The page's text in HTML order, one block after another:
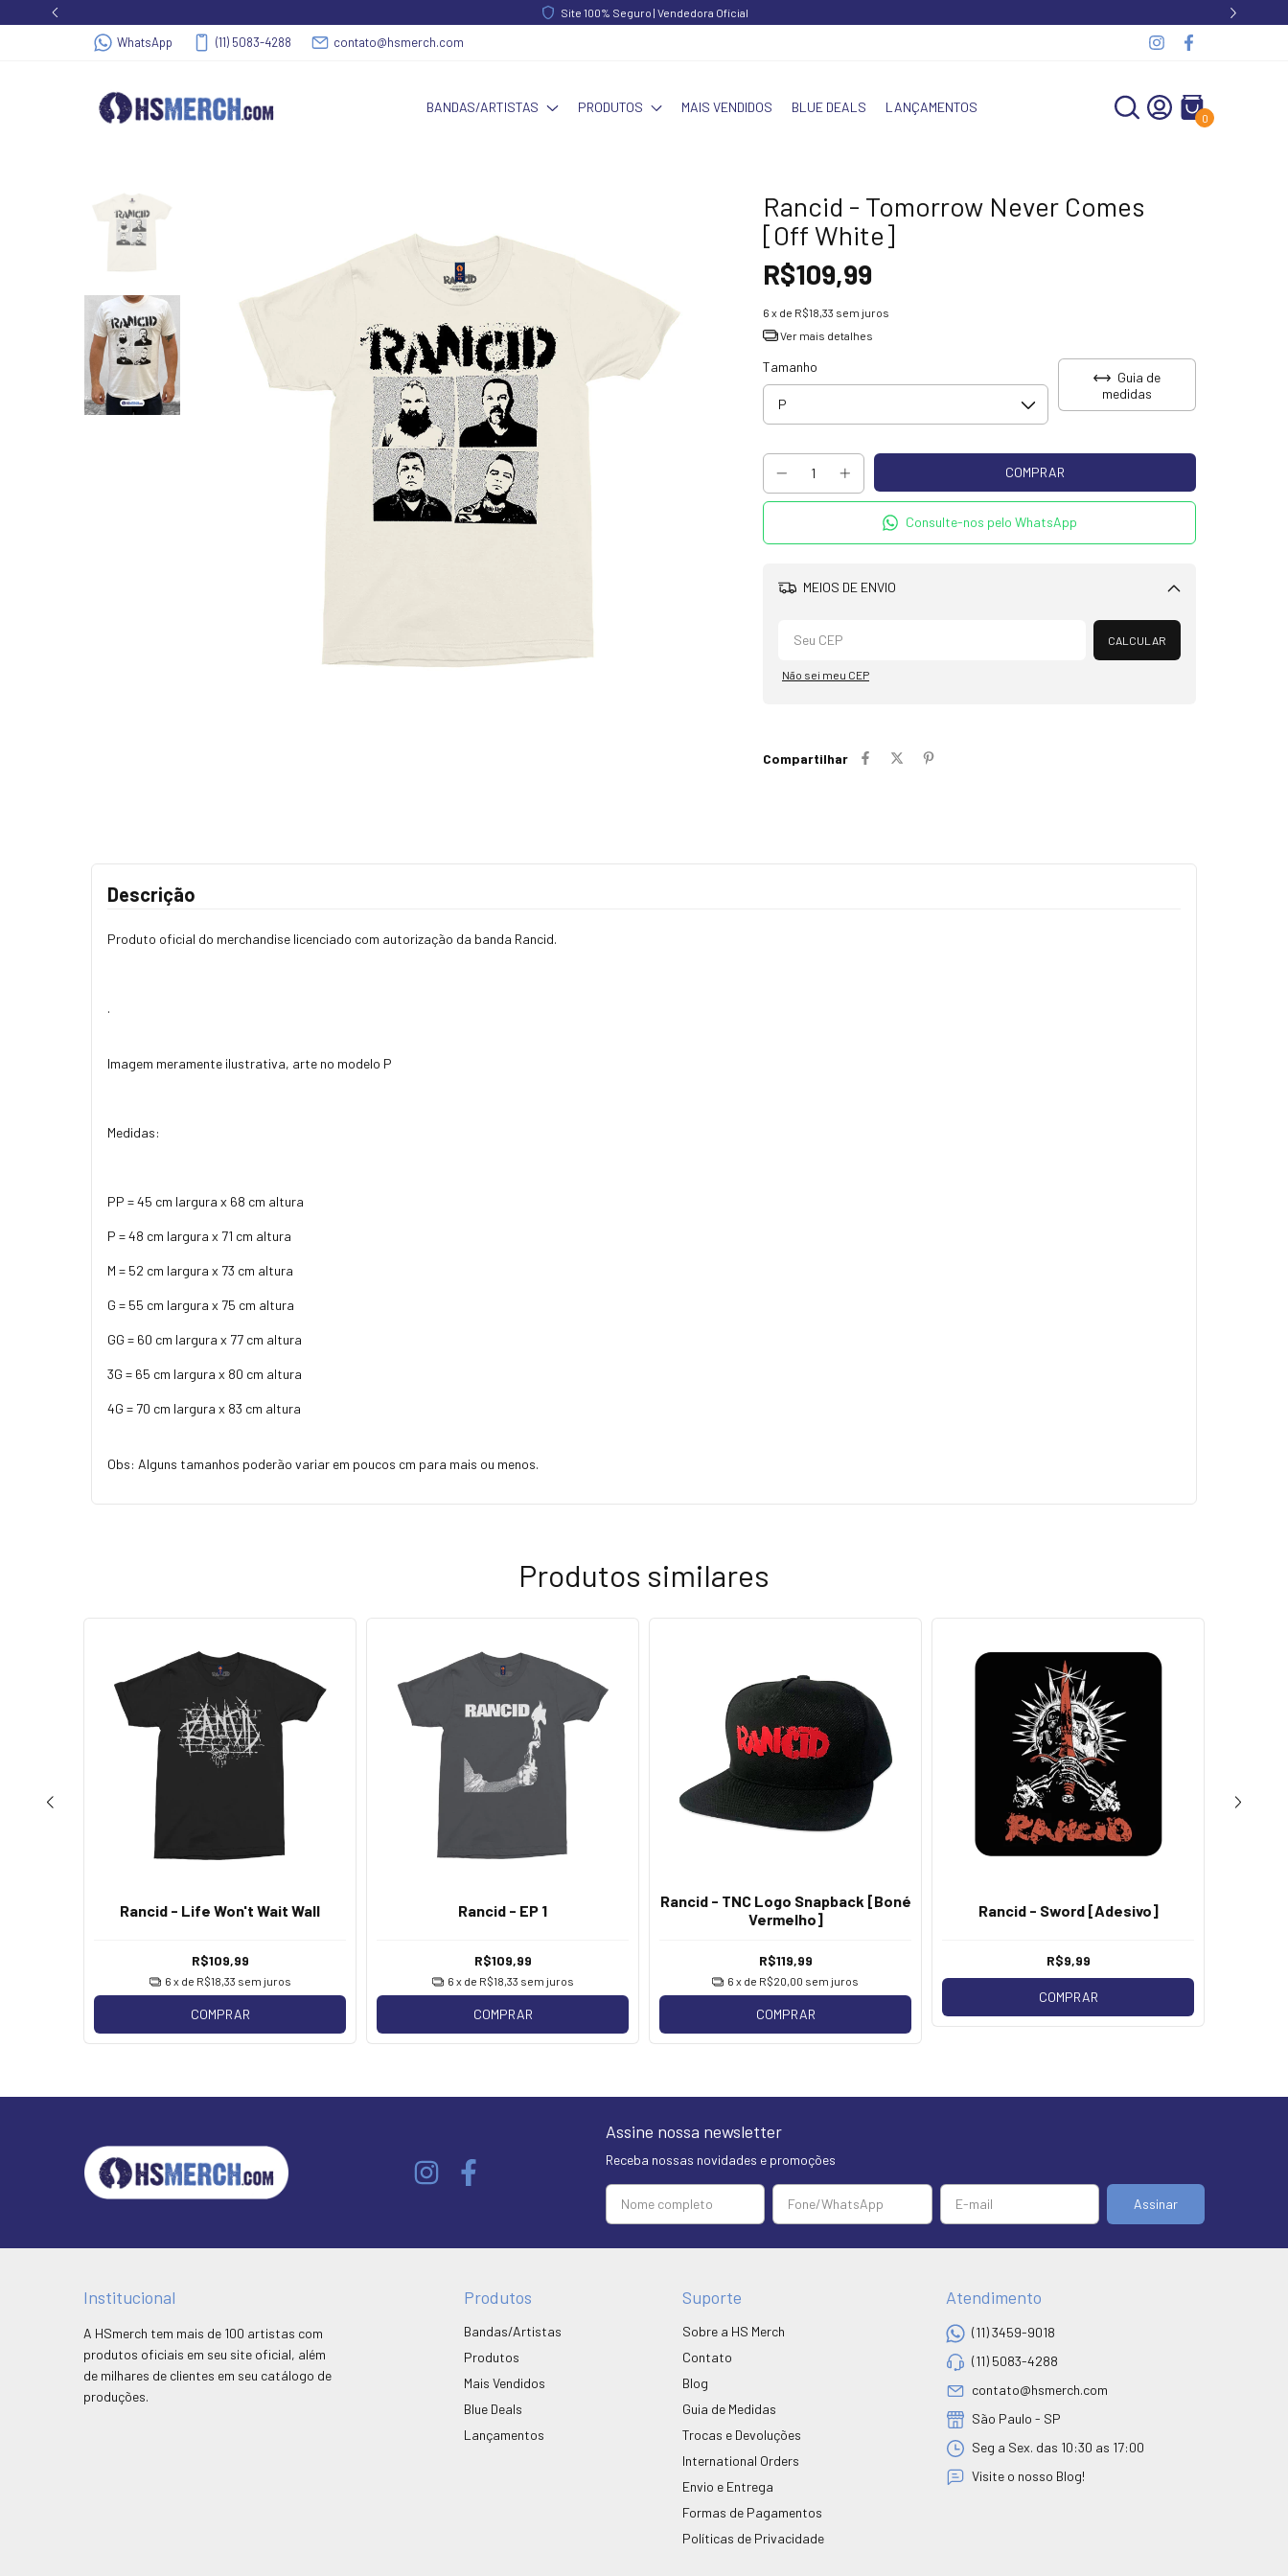
FRETE GRÁTIS acima de R$ 340,00 | Norte e Nordeste acima de R$ 390,00
WhatsApp (11) 5083-4288 contato@hsmerch.com
BANDAS/ARTISTAS PRODUTOS MAIS VENDIDOS BLUE DEALS LANÇAMENTOS
0
Rancid - Tomorrow Never Comes
[Off White]
R$109,99
6 x de R$18,33 sem juros
Ver mais detalhes
Tamanho
Guia de
medidas
Consulte-nos pelo WhatsApp
MEIOS DE ENVIO
Alterar CEP
CALCULAR
Não sei meu CEP
Compartilhar
Descrição
Produto oficial do merchandise licenciado com autorização da banda Rancid.
.
Imagem meramente ilustrativa, arte no modelo P
Medidas:
PP = 45 cm largura x 68 cm altura
P = 48 cm largura x 71 cm altura
M = 52 cm largura x 73 cm altura
G = 55 cm largura x 75 cm altura
GG = 60 cm largura x 77 cm altura
3G = 65 cm largura x 80 cm altura
4G = 70 cm largura x 83 cm altura
Obs: Alguns tamanhos poderão variar em poucos cm para mais ou menos.
Produtos similares
Rancid - Life Won't Wait Wall
R$109,99
6 x de R$18,33 sem juros
COMPRAR
Rancid - EP 1
R$109,99
6 x de R$18,33 sem juros
COMPRAR
Rancid - TNC Logo Snapback [Boné
Vermelho]
R$119,99
6 x de R$20,00 sem juros
COMPRAR
Rancid - Sword [Adesivo]
R$9,99
COMPRAR
Assine nossa newsletter
Receba nossas novidades e promoções
Institucional
A HSmerch tem mais de 100 artistas com
produtos oficiais em seu site oficial, além
de milhares de clientes em seu catálogo de
produções.
Produtos
Bandas/Artistas
Produtos
Mais Vendidos
Blue Deals
Lançamentos
Suporte
Sobre a HS Merch
Contato
Blog
Guia de Medidas
Trocas e Devoluções
International Orders
Envio e Entrega
Formas de Pagamentos
Políticas de Privacidade
Atendimento
(11) 3459-9018
(11) 5083-4288
contato@hsmerch.com
São Paulo - SP
Seg a Sex. das 10:30 as 17:00
Visite o nosso Blog!